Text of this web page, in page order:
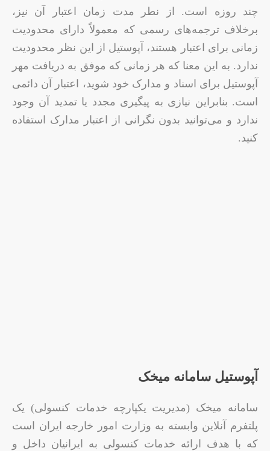
چند روزه است. از نطر مدت زمان اعتبار آن نیز،
برخلاف ترجمه‌های رسمی که معمولاً دارای محدودیت
زمانی برای اعتبار هستند، آپوستیل از این نظر محدودیت
ندارد. به این معنا که هر زمانی که موفق به دریافت مهر
آپوستیل برای اسناد و مدارک خود شوید، اعتبار آن دائمی
است. بنابراین نیازی به پیگیری مجدد یا تمدید آن وجود
ندارد و می‌توانید بدون نگرانی از اعتبار مدارک استفاده
کنید.
آپوستیل سامانه میخک
سامانه میخک (مدیریت یکپارچه خدمات کنسولی) یک
پلتفرم آنلاین وابسته به وزارت امور خارجه ایران است
که با هدف ارائه خدمات کنسولی به ایرانیان داخل و